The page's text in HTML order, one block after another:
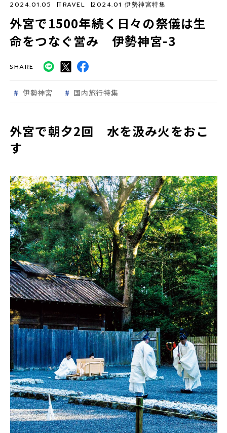
外宮で1500年続く日々の祭儀は生
命をつなぐ営み 伊勢神宮-3
2024.01.05 TRAVEL 2024.01 伊勢神宮特集
SHARE
伊勢神宮 国内旅行特集
外宮で朝夕2回 水を汲み火をおこ
す